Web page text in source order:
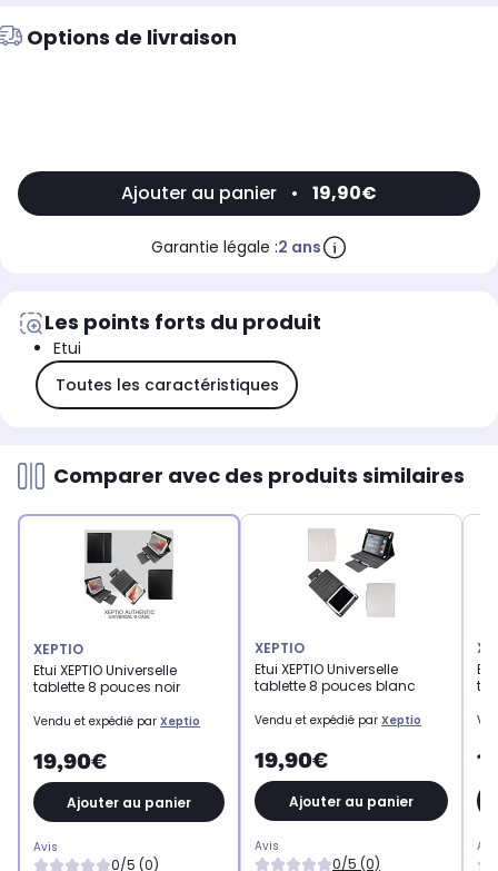
Options de livraison
Ajouter au panier • 19,90€
Garantie légale :2 ans
Les points forts du produit
Etui
Toutes les caractéristiques
Comparer avec des produits similaires
XEPTIO
Etui XEPTIO Universelle
tablette 8 pouces noir
Vendu et expédié par Xeptio
19,90€
Ajouter au panier
Avis
0/5 (0)
XEPTIO
Etui XEPTIO Universelle
tablette 8 pouces blanc
Vendu et expédié par Xeptio
19,90€
Ajouter au panier
Avis
0/5 (0)